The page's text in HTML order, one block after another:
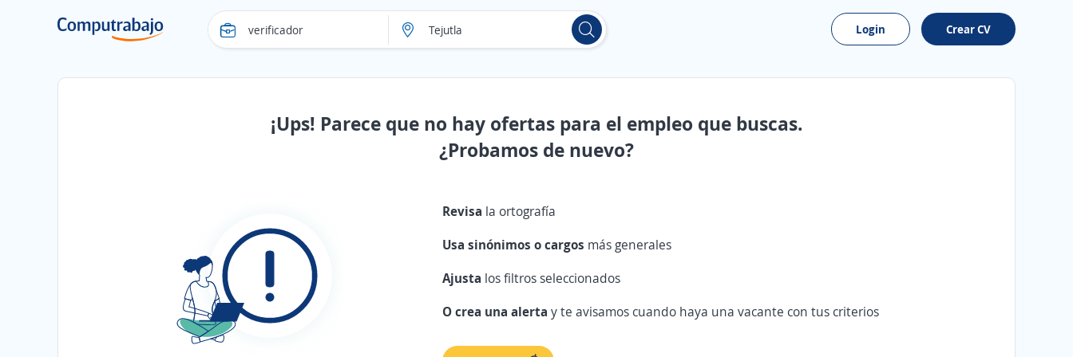
Login Crear CV
¡Ups! Parece que no hay ofertas para el empleo que buscas.
¿Probamos de nuevo?
Revisa la ortografía
Usa sinónimos o cargos más generales
Ajusta los filtros seleccionados
O crea una alertay te avisamos cuando haya una vacante con tus criterios